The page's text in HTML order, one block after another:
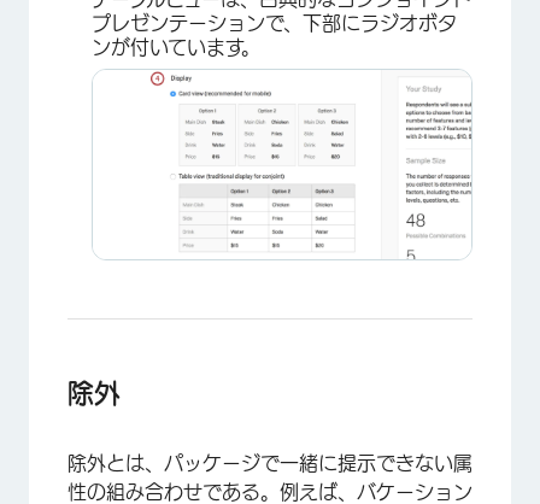
×
プレゼンテーションで、下部にラジオボタ
ンが付いています。
除外
除外とは、パッケージで一緒に提示できない属
性の組み合わせである。例えば、バケーション